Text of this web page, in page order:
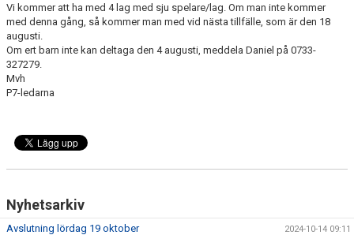
Vi kommer att ha med 4 lag med sju spelare/lag. Om man inte kommer
med denna gång, så kommer man med vid nästa tillfälle, som är den 18
augusti.
Om ert barn inte kan deltaga den 4 augusti, meddela Daniel på 0733-
327279.
Mvh
P7-ledarna
Nyhetsarkiv
Avslutning lördag 19 oktober 2024-10-14 09:11